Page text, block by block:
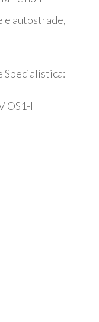
e autostrade,
Specialistica:
OS1-I